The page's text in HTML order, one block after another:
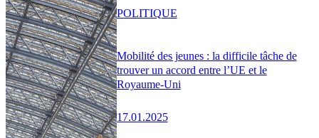
Mobilité des jeunes : la difficile tâche de
trouver un accord entre l’UE et le
Royaume-Uni
17.01.2025
POLITIQUE